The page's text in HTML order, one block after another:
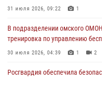
31 июля 2026, 09:22 1
В подразделении омского
тренировка по управлению
30 июля 2026, 04:39 1 2
Росгвардия обеспечила